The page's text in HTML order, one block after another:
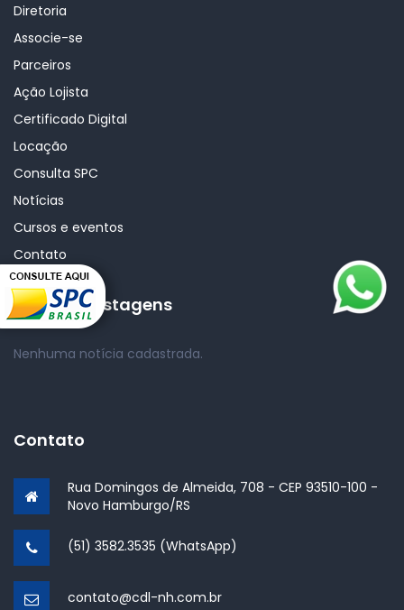
Diretoria
Associe-se
Parceiros
Ação Lojista
Certificado Digital
Locação
Consulta SPC
Notícias
Cursos e eventos
Contato
Últimas Postagens
Nenhuma notícia cadastrada.
Contato
Rua Domingos de Almeida, 708 - CEP 93510-100 -
Novo Hamburgo/RS
(51) 3582.3535 (WhatsApp)
contato@cdl-nh.com.br